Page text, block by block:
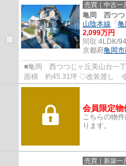
売買｜中古一
亀岡 西つつ
山陰本線 「亀
2,099万円
間取:4LDK/
京都府亀岡市
■亀岡 西つつじヶ丘美山台一
面積 約45.31坪 ◇改装渡し 令
室新調・トイレ新調・洗面台
会員限定物
こちらの物
ります。
売買｜新築一